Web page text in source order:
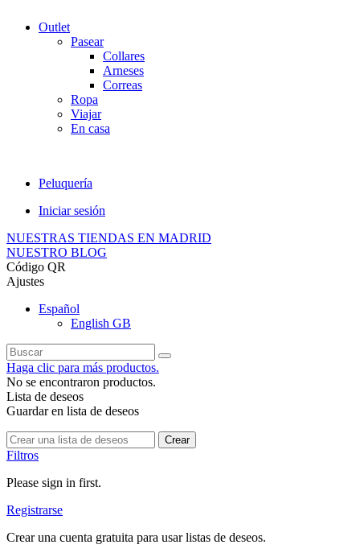
Outlet
Pasear
Collares
Arneses
Correas
Ropa
Viajar
En casa
Peluquería
Iniciar sesión
NUESTRAS TIENDAS EN MADRID
NUESTRO BLOG
Código QR
Ajustes
Español
English GB
Haga clic para más productos.
No se encontraron productos.
Lista de deseos
Guardar en lista de deseos
Crear
Filtros
Please sign in first.
Registrarse
Crear una cuenta gratuita para usar listas de deseos.